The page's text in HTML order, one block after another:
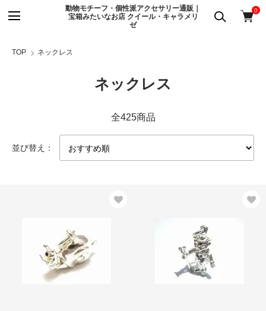
動物モチーフ・個性派アクセサリー通販｜
宝箱みたいなお店 クイール・キャラメリ
ゼ
0
TOP ネックレス
ネックレス
全425商品
並び替え：